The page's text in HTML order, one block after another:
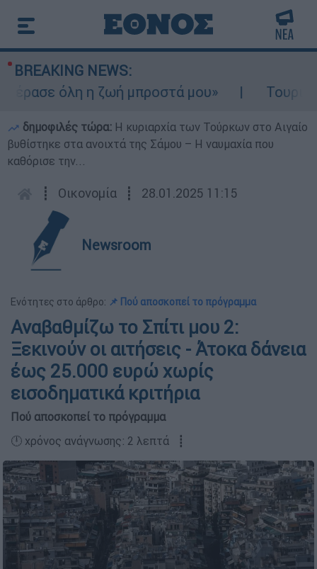
BREAKING NEWS:
όλη η ζωή μπροστά μου»
Τουρισμός
δημοφιλές τώρα: Η κυριαρχία των Τούρκων στο Αιγαίο
βυθίστηκε στα ανοιχτά της Σάμου – Η ναυμαχία που
καθόρισε την...
┋ Οικονομία ┋ 28.01.2025 11:15
Newsroom
Ενότητες στο άρθρο: 📌 Πού αποσκοπεί το πρόγραμμα
Αναβαθμίζω το Σπίτι μου 2:
Ξεκινούν οι αιτήσεις - Άτοκα δάνεια
έως 25.000 ευρώ χωρίς
εισοδηματικά κριτήρια
Πού αποσκοπεί το πρόγραμμα
🕛 χρόνος ανάγνωσης: 2 λεπτά ┋